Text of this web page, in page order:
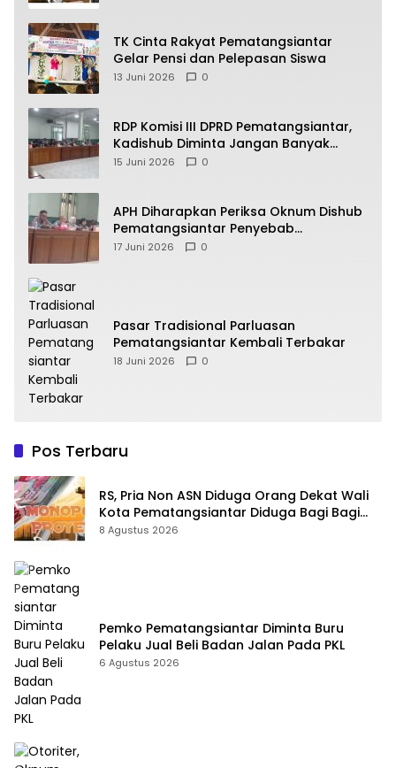
TK Cinta Rakyat Pematangsiantar
Gelar Pensi dan Pelepasan Siswa
13 Juni 2026 0
RDP Komisi III DPRD Pematangsiantar,
Kadishub Diminta Jangan Banyak
Alasan
15 Juni 2026 0
APH Diharapkan Periksa Oknum Dishub
Pematangsiantar Penyebab
Kebocoran PAD Retribusi Parkir
17 Juni 2026 0
Pasar Tradisional Parluasan
Pematangsiantar Kembali Terbakar
18 Juni 2026 0
Pos Terbaru
RS, Pria Non ASN Diduga Orang Dekat Wali
Kota Pematangsiantar Diduga Bagi Bagi
Proyek ke Kontraktor
8 Agustus 2026
Pemko Pematangsiantar Diminta Buru
Pelaku Jual Beli Badan Jalan Pada PKL
6 Agustus 2026